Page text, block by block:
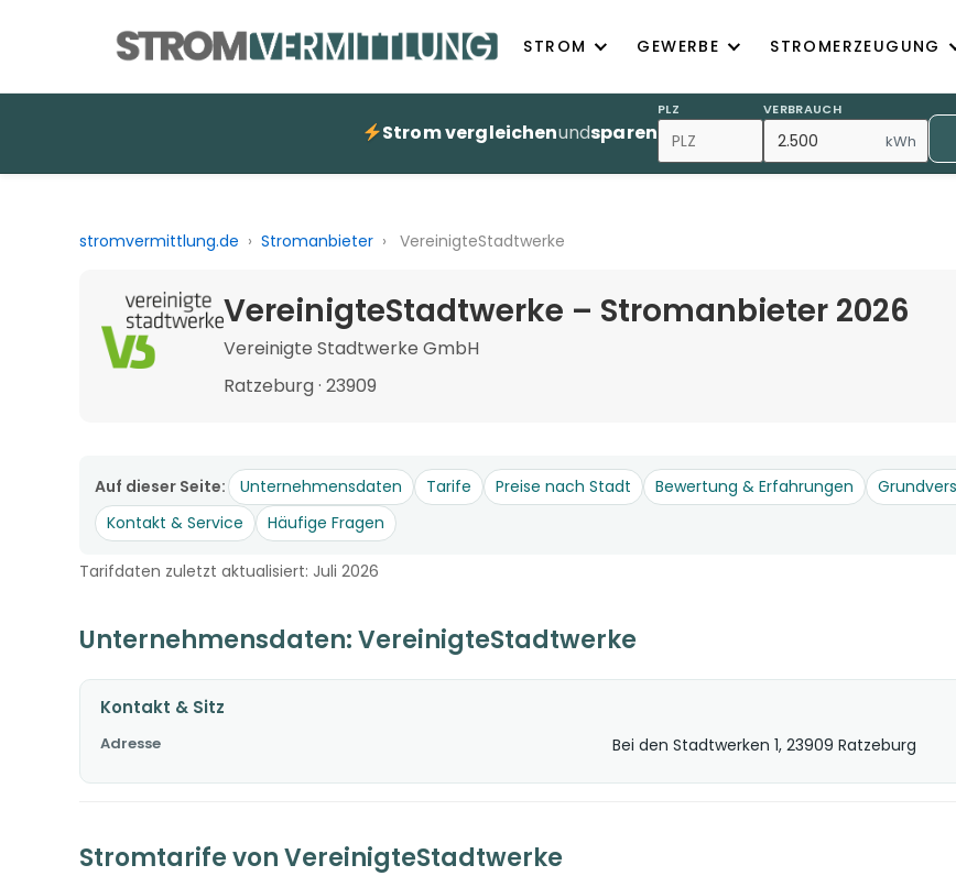
STROM GEWERBE STROMERZEUGUNG
Strom vergleichenundsparen
PLZ VERBRAUCH
kWh
stromvermittlung.de › Stromanbieter › VereinigteStadtwerke
VereinigteStadtwerke – Stromanbieter 2026
Vereinigte Stadtwerke GmbH
Ratzeburg · 23909
Auf dieser Seite: Unternehmensdaten Tarife Preise nach Stadt Bewertung & Erfahrungen
Kontakt & Service
Häufige Fragen
Tarifdaten zuletzt aktualisiert: Juli 2026
Unternehmensdaten: VereinigteStadtwerke
Kontakt & Sitz
Adresse Bei den Stadtwerken 1, 23909 Ratzeburg
Stromtarife von VereinigteStadtwerke